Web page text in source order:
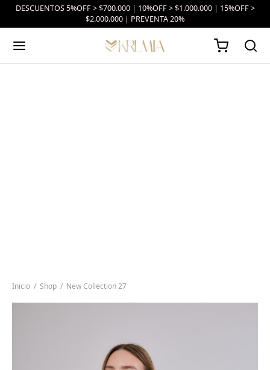
DESCUENTOS 5%OFF > $700.000 | 10%OFF > $1.000.000 | 15%OFF >
$2.000.000 | PREVENTA 20%
Inicio / Shop / New Collection 27